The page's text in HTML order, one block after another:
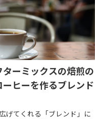
ーミックスの焙煎の
ヒーを作るブレンド
げてくれる「ブレンド」に